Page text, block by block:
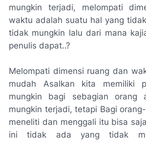
mungkin terjadi, melompati
waktu adalah suatu hal yang
tidak mungkin lalu dari mana
penulis dapat..?
Melompati dimensi ruang dan
mudah Asalkan kita memiliki
mungkin bagi sebagian orang
mungkin terjadi, tetapi Bagi
meneliti dan menggali itu bisa
ini tidak ada yang tidak